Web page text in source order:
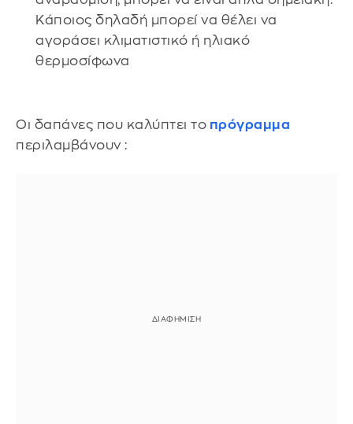
Κάποιος δηλαδή μπορεί να θέλει να
αγοράσει κλιματιστικό ή ηλιακό
θερμοσίφωνα
Οι δαπάνες που καλύπτει το πρόγραμμα
περιλαμβάνουν :